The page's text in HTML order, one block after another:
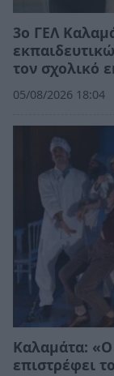
3ο ΓΕΛ
τον σχολικό
05/08/2026 18:04
Καλαμάτα:
επιστρέφει